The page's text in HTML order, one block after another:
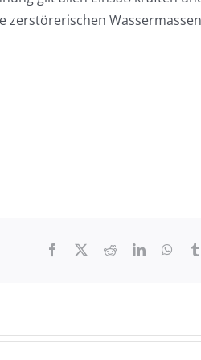
zerstörerischen
Facebook RedditLinkedIn